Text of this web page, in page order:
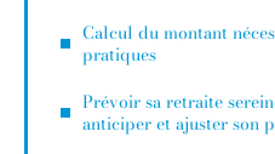
Calcul du montant
pratiques
Prévoir sa retraite
anticiper et ajuster son